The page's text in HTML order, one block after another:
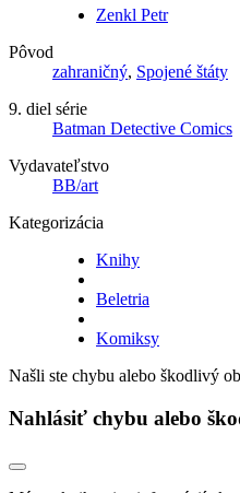
Zenkl Petr
Pôvod
zahraničný, Spojené štáty
9. diel série
Batman Detective Comics
Vydavateľstvo
BB/art
Kategorizácia
Knihy
Beletria
Komiksy
Našli ste chybu alebo škodlivý
Nahlásiť chybu alebo